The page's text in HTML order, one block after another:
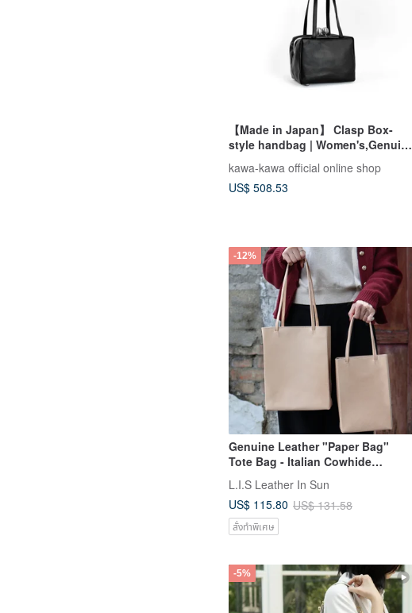
【Made in Japan】 Clasp Box-
style handbag | Women's,Genuine
Leather,Black
kawa-kawa official online shop
US$ 508.53
-12%
Genuine Leather "Paper Bag"
Tote Bag - Italian Cowhide
- Large/Small Size - Father's Day
L.I.S Leather In Sun
US$ 115.80 US$ 131.58
สั่งทำพิเศษ
-5%